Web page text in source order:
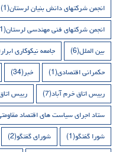
انجمن شرکتهای دانش بنیان لرستان(1)
انجمن شرکتهای فنی مهندسی لرستان(1)
بین الملل(6) جامعه نیکوکاری ابرار
حکمرانی اقتصادی(1) خبر(34)
رییس اتاق خرم آباد(7) رییس
ستاد اجرای سیاست های اقتصاد
شورا گفتگو(1) شورای گفتگو(2)